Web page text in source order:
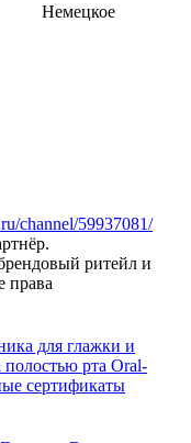
Немецкое
channel/59937081/
ритейл и
права
для глажки и
полостью рта Oral-
сертификаты